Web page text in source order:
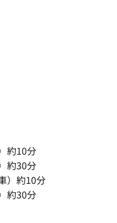
約10分
約30分
）約10分
約30分